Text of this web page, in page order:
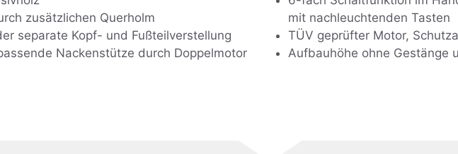
zusätzlichen Querholm
separate Kopf- und Fußteilverstellung
Nackenstütze durch Doppelmotor
mit nachleuchtenden Tasten
TÜV geprüfter Motor,
Aufbauhöhe ohne Gestänge